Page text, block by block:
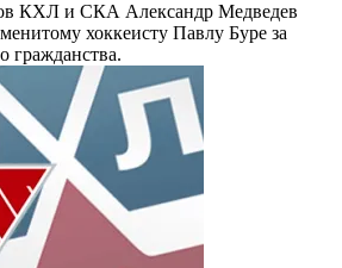
КХЛ и СКА Александр Медведев
хоккеисту Павлу Буре за
гражданства.